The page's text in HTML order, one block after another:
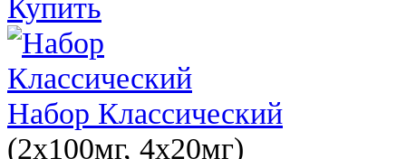
Набор Классический
(2x100мг, 4x20мг)